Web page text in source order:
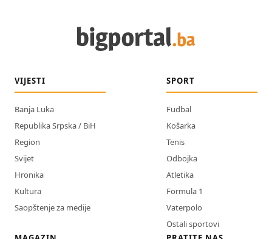
VIJESTI
Banja Luka
Republika Srpska / BiH
Region
Svijet
Hronika
Kultura
Saopštenje za medije
SPORT
Fudbal
Košarka
Tenis
Odbojka
Atletika
Formula 1
Vaterpolo
Ostali sportovi